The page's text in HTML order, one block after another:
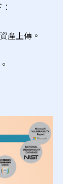
產上傳。